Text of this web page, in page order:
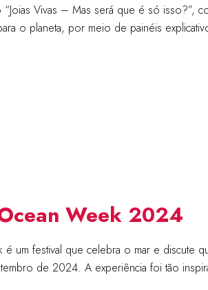
“Joias Vivas – Mas será que é só
o planeta, por meio de painéis
Week 2024
um festival que celebra o mar e discute
de 2024. A experiência foi tão